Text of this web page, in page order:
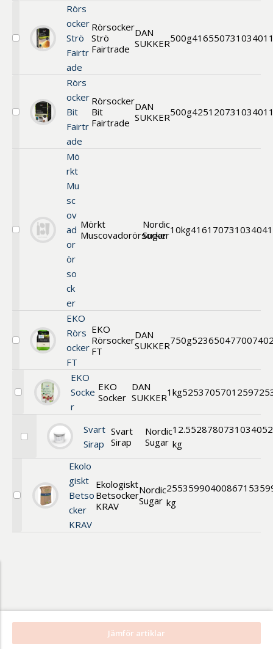
Välj
Fairtrade
Rörs
ocker
Strö
Fairtr
ade
Rörsocker
Strö
Fairtrade
DAN
SUKKER500g41655
Välj
Fairtrade
Rörs
ocker
Bit
Fairtr
ade
Rörsocker
Bit
Fairtrade
DAN
SUKKER500g42512
Välj
Muscovadorörsocker
Mö
rkt
Mu
sc
ov
ad
or
ör
so
ck
er
Mörkt
Muscovadorörsocker
Nordic
Sugar 10kg41617
Välj
EKO
Rörs
ocker
FT
EKO
Rörsocker
FT
DAN
SUKKER750g52365
Välj
Socker
EKO
Socke
r
EKO
Socker
DAN
SUKKER1kg52537
Välj
Sirap
Svart
Sirap
Svart
Sirap
Nordic
Sugar
12.5
kg
52878
Välj
KRAV
Ekolo
giskt
Betso
cker
KRAV
Ekologiskt
Betsocker
KRAV
Nordic
Sugar
25
kg
53599
Jämför artiklar